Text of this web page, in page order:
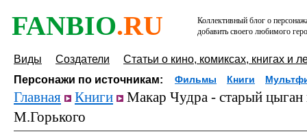
FANBIO.RU
Коллективный блог о
добавить своего любимого
Виды Создатели
Статьи о кино, комиксах, книгах и
Персонажи по источникам:
Фильмы Книги
Главная Книги
Макар Чудра - старый цыган
М.Горького